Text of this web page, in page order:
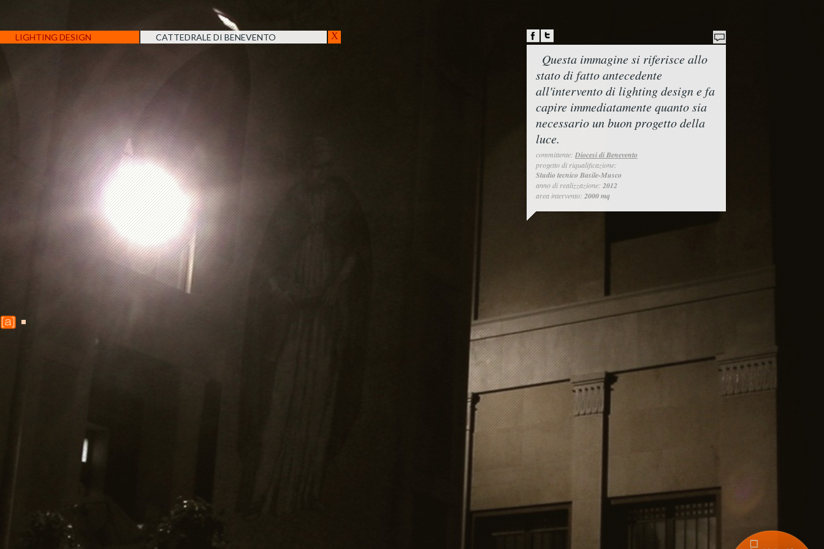
LIGHTING DESIGN CATTEDRALE DI BENEVENTO
Questa immagine si riferisce allo
stato di fatto antecedente
all'intervento di lighting design e fa
capire immediatamente quanto sia
necessario un buon progetto della
luce.
committente: Diocesi di Benevento
progetto di riqualificazione:
Studio tecnico Basile-Musco
anno di realizzazione: 2012
area intervento: 2000 mq